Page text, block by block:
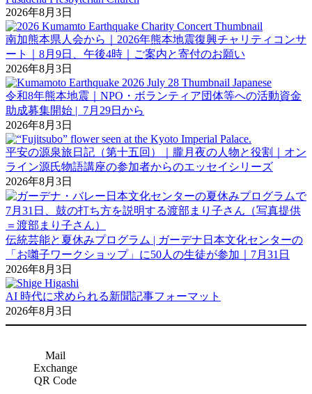
2026年8月3日
南加熊本県人会から｜2026年熊本地震復興チャリティコンサ
ート｜8月9日、午後4時｜ご案内と寄付のお願い
2026年8月3日
令和8年熊本地震｜NPO・ボランティア団体等への活動資金
助成募集開始 | 7月29日から
2026年8月3日
平安の源泉旅日記（第十五回）｜朧月夜の人物と役割｜オン
ライン源氏物語講座の参加者からのエッセイシリーズ
2026年8月3日
伝統芸能と夏休みプログラム | ガーデナ日本文化センターの
「お囃子ワークショップ」に50人の生徒が参加｜7月31日
2026年8月3日
AI 時代に求められる新聞記事フォーマット
2026年8月3日
Mail
Exchange
QR Code